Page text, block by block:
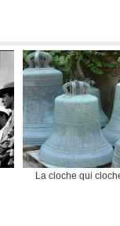
La cloche qui